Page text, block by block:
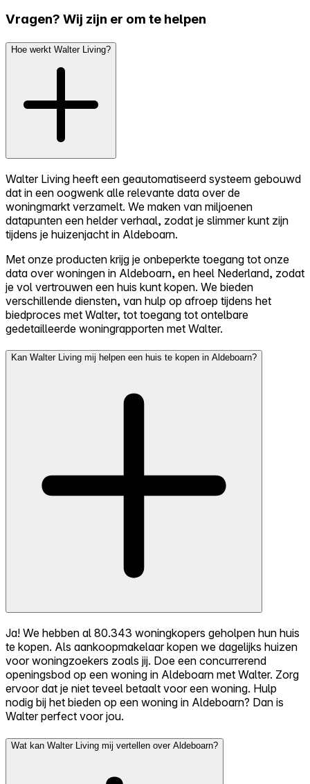
Vragen? Wij zijn er om te helpen
Hoe werkt Walter Living?
Walter Living heeft een geautomatiseerd systeem gebouwd
dat in een oogwenk alle relevante data over de
woningmarkt verzamelt. We maken van miljoenen
datapunten een helder verhaal, zodat je slimmer kunt zijn
tijdens je huizenjacht in Aldeboarn.
Met onze producten krijg je onbeperkte toegang tot onze
data over woningen in Aldeboarn, en heel Nederland, zodat
je vol vertrouwen een huis kunt kopen. We bieden
verschillende diensten, van hulp op afroep tijdens het
biedproces met Walter, tot toegang tot ontelbare
gedetailleerde woningrapporten met Walter.
Kan Walter Living mij helpen een huis te kopen in Aldeboarn?
Ja! We hebben al 80.343 woningkopers geholpen hun huis
te kopen. Als aankoopmakelaar kopen we dagelijks huizen
voor woningzoekers zoals jij. Doe een concurrerend
openingsbod op een woning in Aldeboarn met Walter. Zorg
ervoor dat je niet teveel betaalt voor een woning. Hulp
nodig bij het bieden op een woning in Aldeboarn? Dan is
Walter perfect voor jou.
Wat kan Walter Living mij vertellen over Aldeboarn?